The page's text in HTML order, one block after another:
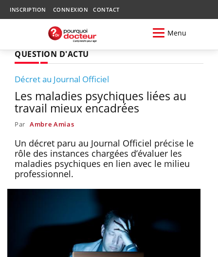
INSCRIPTION CONNEXION CONTACT
Menu
QUESTION D'ACTU
Décret au Journal Officiel
Les maladies psychiques liées au
travail mieux encadrées
Par Ambre Amias
Un décret paru au Journal Officiel précise le
rôle des instances chargées d’évaluer les
maladies psychiques en lien avec le milieu
professionnel.